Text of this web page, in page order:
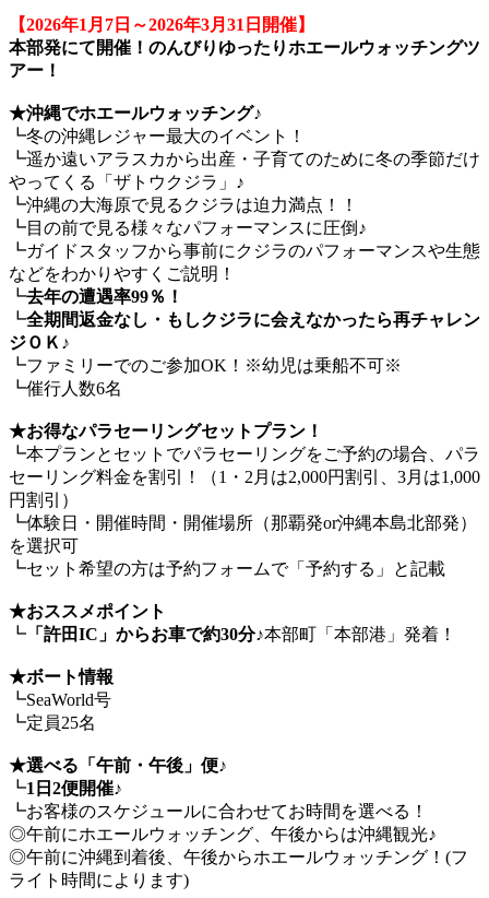
【2026年1月7日～2026年3月31日開催】
本部発にて開催！のんびりゆったりホエールウォッチングツ
アー！
★沖縄でホエールウォッチング♪
┗冬の沖縄レジャー最大のイベント！
┗遥か遠いアラスカから出産・子育てのために冬の季節だけ
やってくる「ザトウクジラ」♪
┗沖縄の大海原で見るクジラは迫力満点！！
┗目の前で見る様々なパフォーマンスに圧倒♪
┗ガイドスタッフから事前にクジラのパフォーマンスや生態
などをわかりやすくご説明！
┗去年の遭遇率99％！
┗全期間返金なし・もしクジラに会えなかったら再チャレン
ジＯＫ♪
┗ファミリーでのご参加OK！※幼児は乗船不可※
┗催行人数6名
★お得なパラセーリングセットプラン！
┗本プランとセットでパラセーリングをご予約の場合、パラ
セーリング料金を割引！（1・2月は2,000円割引、3月は1,000
円割引）
┗体験日・開催時間・開催場所（那覇発or沖縄本島北部発）
を選択可
┗セット希望の方は予約フォームで「予約する」と記載
★おススメポイント
┗ 「許田IC」からお車で約30分♪本部町「本部港」発着！
★ボート情報
┗SeaWorld号
┗定員25名
★選べる「午前・午後」便♪
┗1日2便開催♪
┗お客様のスケジュールに合わせてお時間を選べる！
◎午前にホエールウォッチング、午後からは沖縄観光♪
◎午前に沖縄到着後、午後からホエールウォッチング！(フ
ライト時間によります)